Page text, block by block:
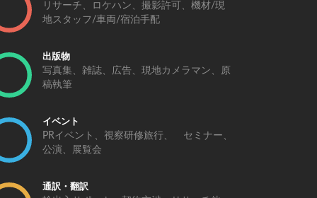
リサーチ、ロケハン、撮影許可、機材/現
地スタッフ/車両/宿泊手配
出版物
写真集、雑誌、広告、現地カメラマン、原
稿執筆
イベント
PRイベント、視察研修旅行、 セミナー、
公演、展覧会
通訳・翻訳